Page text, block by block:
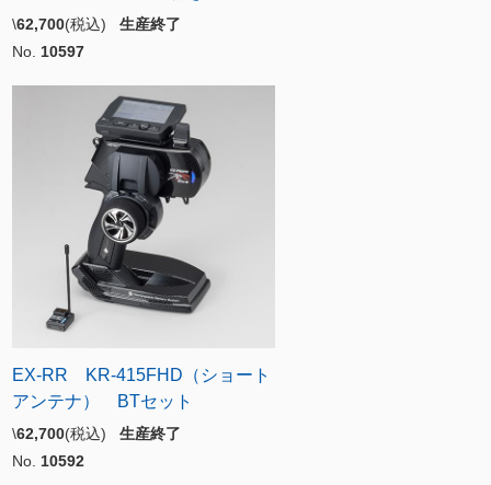
\62,700(税込) 生産終了
No. 10597
EX-RR KR-415FHD（ショート
アンテナ） BTセット
\62,700(税込) 生産終了
No. 10592